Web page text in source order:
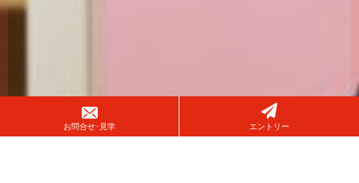
エントリー
お問合せ･見学